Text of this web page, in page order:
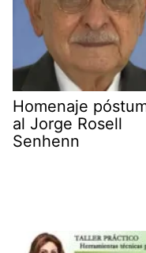
Homenaje
al Jorge Rosell
Senhenn